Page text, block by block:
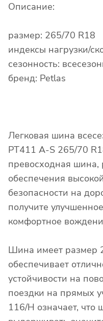
Описание:
размер: 265/70 R18
индексы нагрузки/
сезонность:
бренд: Petlas
Легковая шина
PT411 A-S 265/70
превосходная шина,
обеспечения
безопасности на
получите
комфортное
Шина имеет размер
обеспечивает
устойчивости на
поездки на прямых
116/H означает, что